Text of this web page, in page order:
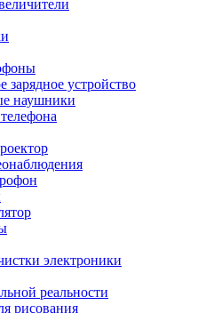
зарядное устройство
наушники
электроники
реальности
рисования